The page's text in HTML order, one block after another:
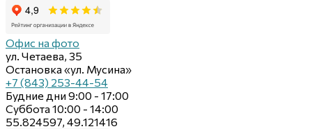
Офис на фото
ул. Четаева, 35
Остановка «ул. Мусина»
+7 (843) 253-44-54
Будние дни 9:00 - 17:00
Суббота 10:00 - 14:00
55.824597, 49.121416